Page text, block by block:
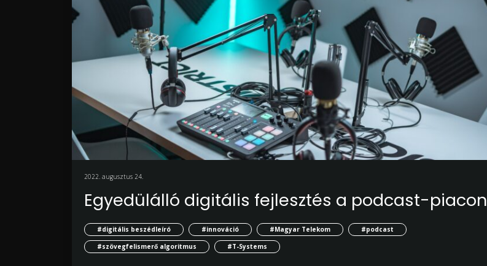
2022. augusztus 24.
Egyedülálló digitális fejlesztés a podcast-piacon
#digitális beszédleíró #innováció #Magyar Telekom
#podcast
#szövegfelismerő algoritmus
#T-Systems